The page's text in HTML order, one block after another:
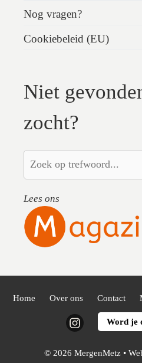
Nog vragen?
Cookiebeleid (EU)
Niet
zocht?
Lees ons
Home Over ons Contact
InstagramWord je
© 2026 MergenMetz •